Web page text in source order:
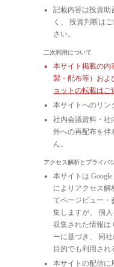
記載内容は投資助
く、 投資判断は
さい。
二次利用について
本サイト掲載の内
製・配布等）およ
ョットの転載はご
本サイトへのリン
社内会議資料・社
外への再配布を伴
ん。
アクセス解析とプライバ
本サイトは
によりアクセス解
てページビュー・
集しますが、 個人
収集された情報は
ーに基づき、 同
目的でも利用され
本サイトの配信に